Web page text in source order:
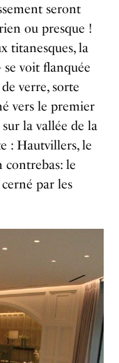
seront
ou presque !
titanesques, la
se voit flanquée
verre, sorte
vers le premier
la vallée de la
: Hautvillers, le
le
par les